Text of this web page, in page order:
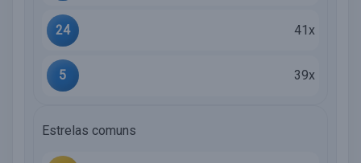
24 41x
5 39x
Estrelas comuns